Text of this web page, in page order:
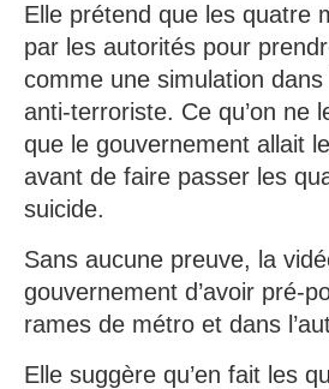
Elle prétend que les quatre
par les autorités pour
comme une simulation dans
anti-terroriste. Ce qu’on ne
que le gouvernement allait
avant de faire passer les
suicide.
Sans aucune preuve, la
gouvernement d’avoir pré-
rames de métro et dans
Elle suggère qu’en fait les